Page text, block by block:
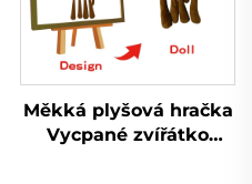
Měkká plyšová hračka
Vycpané zvířátko